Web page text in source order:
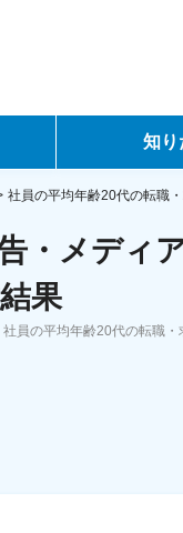
知り
転職ノウハウ
データで見る
社員の平均年齢20代の転職
・メディ
果
員の平均年齢20代の転職